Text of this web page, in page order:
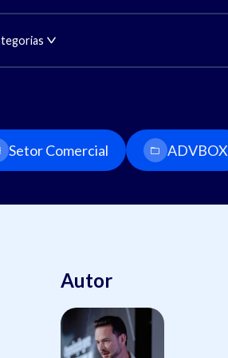
Setor Comercial ADVBOX
Autor